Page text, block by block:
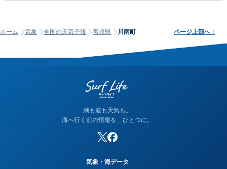
ホーム 気象 全国の天気予報 宮崎県 川南町 ページ上部へ ↑
潮も波も天気も。
海へ行く前の情報を、ひとつに。
気象・海データ